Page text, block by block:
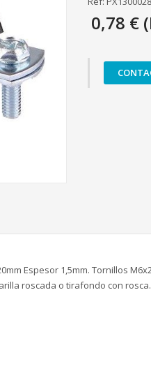
0,78 €
Espesor 1,5mm. Tornillos
roscada o tirafondo con